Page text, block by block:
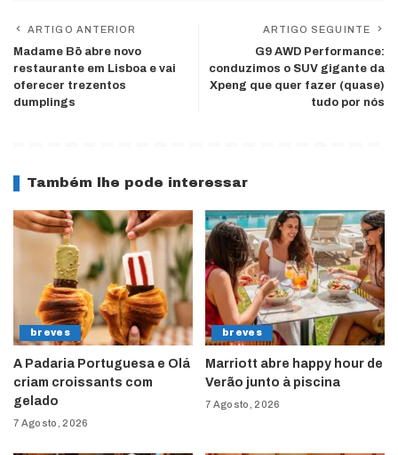
ARTIGO ANTERIOR
Madame Bō abre novo
restaurante em Lisboa e vai
oferecer trezentos
dumplings
ARTIGO SEGUINTE
G9 AWD Performance:
conduzimos o SUV gigante da
Xpeng que quer fazer (quase)
tudo por nós
Também lhe pode interessar
breves
A Padaria Portuguesa e Olá
criam croissants com
gelado
7 Agosto, 2026
breves
Marriott abre happy hour de
Verão junto à piscina
7 Agosto, 2026